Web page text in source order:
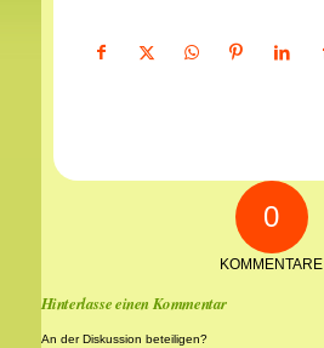
0
KOMMENTARE
Hinterlasse einen Kommentar
An der Diskussion beteiligen?